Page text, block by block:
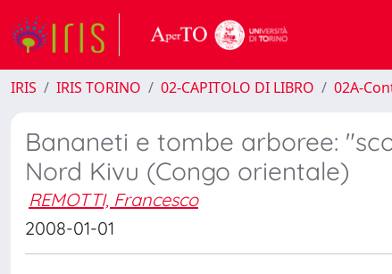
IRIS IRIS TORINO 02-CAPITOLO DI LIBRO 02A-
Bananeti e tombe arboree:
Nord Kivu (Congo orientale)
REMOTTI, Francesco
2008-01-01